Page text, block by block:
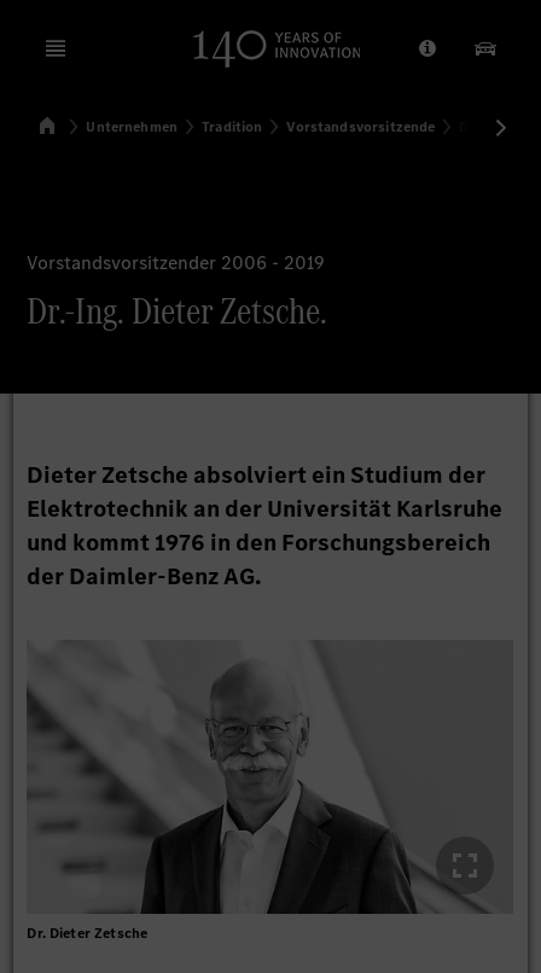
Open menu Anbieter/
SuchenStartseite
Unternehmen Tradition Vorstandsvorsitzende Dr.-Ing.
Vorstandsvorsitzender 2006 - 2019
Dr.-Ing. Dieter Zetsche.
Dieter Zetsche absolviert ein Studium der
Elektrotechnik an der Universität Karlsruhe
und kommt 1976 in den Forschungsbereich
der Daimler-Benz AG.
Dr. Dieter Zetsche